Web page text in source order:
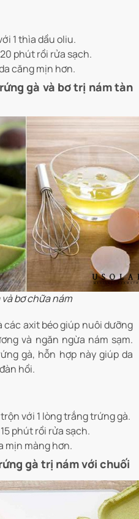
1 thìa dầu oliu.
phút rồi rửa sạch.
căng mịn hơn.
gà và bơ trị nám tàn
bơ chữa nám
các axit béo giúp nuôi dưỡng
và ngăn ngừa nám sạm.
gà, hỗn hợp này giúp da
hồi.
với 1 lòng trắng trứng gà.
phút rồi rửa sạch.
mịn màng hơn.
gà trị nám với chuối